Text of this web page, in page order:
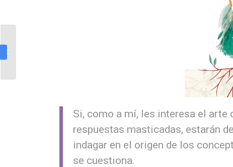
Si, como a mí, les interesa el arte
respuestas masticadas, estarán
indagar en el origen de los
se cuestiona.